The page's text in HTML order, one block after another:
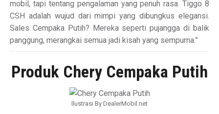
mobil, tapi tentang pengalaman yang penuh rasa. Tiggo 8
CSH adalah wujud dari mimpi yang dibungkus elegansi.
Sales Cempaka Putih? Mereka seperti pujangga di balik
panggung, merangkai semua jadi kisah yang sempurna.”
Produk Chery Cempaka Putih
Ilustrasi By DealerMobil.net